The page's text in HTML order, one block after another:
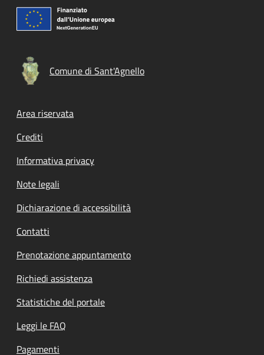
Comune di Sant'Agnello
Footer menu
Area riservata
Crediti
Informativa privacy
Note legali
Dichiarazione di accessibilità
Contatti
Prenotazione appuntamento
Richiedi assistenza
Statistiche del portale
Leggi le FAQ
Pagamenti